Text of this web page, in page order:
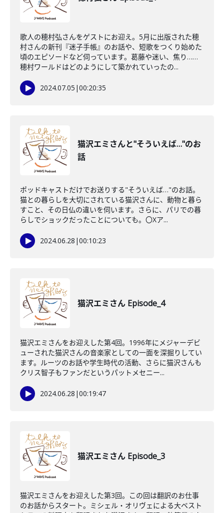
歌人の穂村弘さんをゲストにお迎え。5月に出版された穂
村さんの新刊『迷子手帳』のお話や、短歌をつくり始めた
頃のエピソードなど伺っています。葛藤や迷い、焦り……
穂村ワールドはどのようにして築かれていったの...
2024.07.05 |00:20:35
猫沢エミさんと"そういえば…"のお
話
ポッドキャストだけでお送りする"そういえば…"のお話。
猫との暮らしを大切にされている猫沢さんに、動物と暮ら
すこと、その日仏の違いを伺います。さらに、パリでの暮
らしでショックだったことについても。〇Xア...
2024.06.28 |00:10:23
猫沢エミさん Episode_4
猫沢エミさんをお迎えした第4回。1996年にメジャーデビ
ューされた猫沢さんの音楽家としての一面を深掘りしてい
ます。ルーツのお話や学生時代の活動、さらに猫沢さんも
クリス智子もファンだというパットメセニー...
2024.06.28 |00:19:47
猫沢エミさん Episode_3
猫沢エミさんをお迎えした第3回。この回は翻訳のお仕事
のお話からスタート。ミシェル・オリヴェによる大ベスト